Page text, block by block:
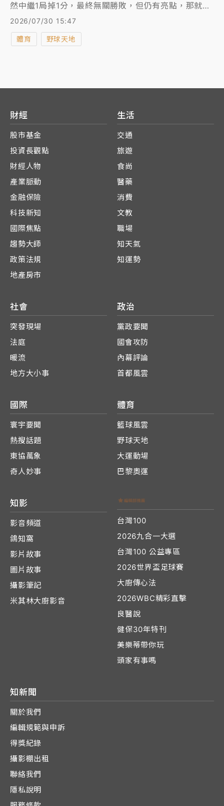
然中繼1局掉1分，最終無關勝敗，但仍有亮點，那就是
鄧愷威已經逐漸找回球速，今日飆出破150公里的速
球。
2026/07/30 15:47
體育 野球天地
財經
股市基金
投資長觀點
財經人物
產業脈動
金融保險
科技新知
國際焦點
趨勢大師
政策法規
地產房市
生活
交通
旅遊
食尚
醫藥
消費
文教
職場
知天氣
知運勢
社會
突發現場
法庭
暖流
地方大小事
政治
黨政要聞
國會攻防
內幕評論
首都風雲
國際
寰宇要聞
熱搜話題
東協萬象
奇人妙事
體育
籃球風雲
野球天地
大運動場
巴黎奧運
知影
影音頻道
鴿知窩
影片故事
圖片故事
攝影筆記
米其林大廚影音
台灣100
2026九合一大選
台灣100 公益專區
2026世界盃足球賽
大廚傳心法
2026WBC精彩直擊
良醫說
健保30年特刊
美樂蒂帶你玩
頭家有事嗎
知新聞
關於我們
編輯規範與申訴
得獎紀錄
攝影棚出租
聯絡我們
隱私說明